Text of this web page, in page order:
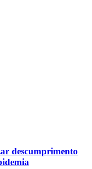
descumprimento